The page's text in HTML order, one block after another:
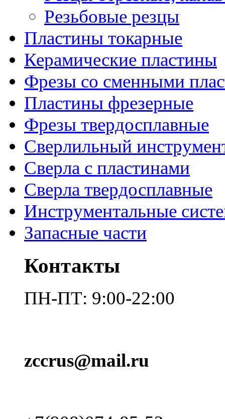
Резьбовые резцы
Пластины токарные
Керамические пластины
Фрезы со сменными
Пластины фрезерные
Фрезы твердосплавные
Сверлильный
Сверла с пластинами
Сверла твердосплавные
Инструментальные
Запасные части
Контакты
ПН-ПТ: 9:00-22:00
zccrus@mail.ru